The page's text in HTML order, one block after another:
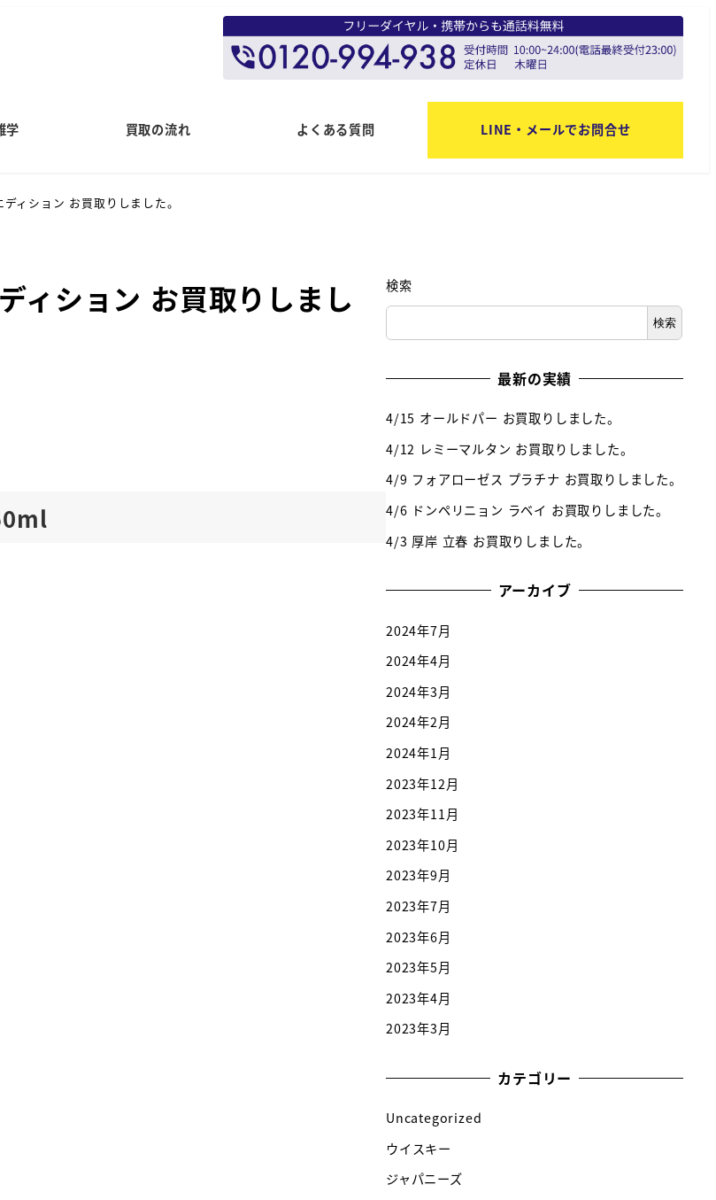
学 買取の流れ よくある質問 LINE・メールでお問合せ
ィション お買取りしました。
ション お買取りしまし
検索
検索
最新の実績
4/15 オールドパー お買取りしました。
4/12 レミーマルタン お買取りしました。
4/9 フォアローゼス プラチナ お買取りしました。
4/6 ドンペリニョン ラベイ お買取りしました。
4/3 厚岸 立春 お買取りしました。
アーカイブ
2024年7月
2024年4月
2024年3月
2024年2月
2024年1月
2023年12月
2023年11月
2023年10月
2023年9月
2023年7月
2023年6月
2023年5月
2023年4月
2023年3月
カテゴリー
Uncategorized
ウイスキー
ジャパニーズ